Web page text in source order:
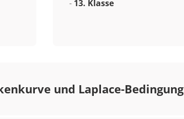
- 13. Klasse
und Laplace-Bedingung